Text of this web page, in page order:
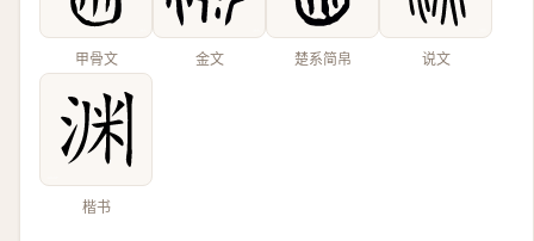
甲骨文 金文 楚系简帛 说文
楷书